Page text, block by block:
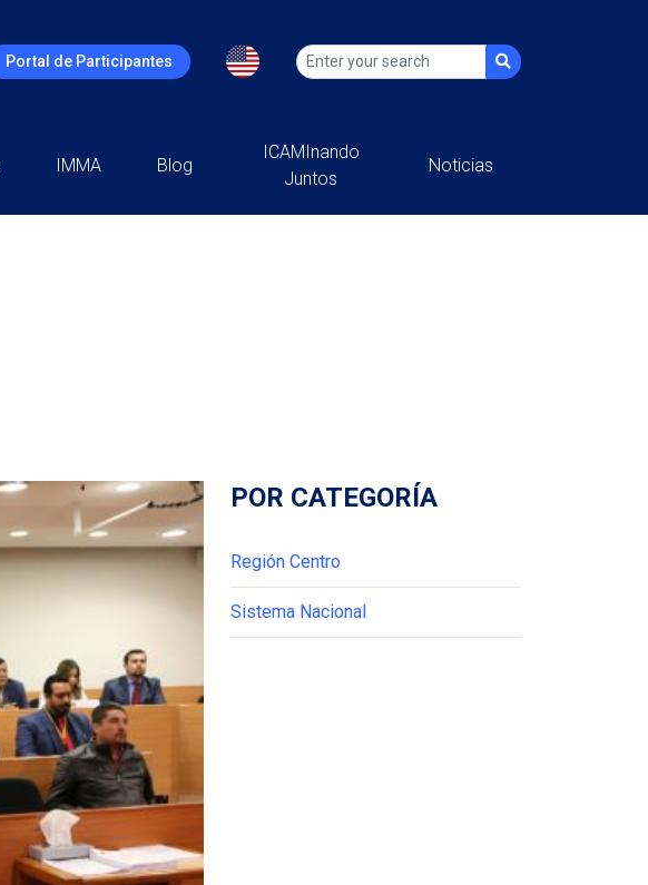
Portal de Participantes
IMMA Blog
ICAMInando
Juntos
Noticias
POR CATEGORÍA
Región Centro
Sistema Nacional